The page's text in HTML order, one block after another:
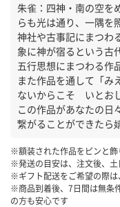
朱雀：四神・南の空を
らも光は通り、一隅を
神社や古事記にまつわ
象に神が宿るという古
五行思想にまつわる作
また作品を通して「
ないからこそ いとお
この作品があなたの日
繋がることができたら
※額装された作品をピンと
※発送の目安は、注文後、土
※ギフト配送をご希望の際
※商品到着後、7日間は無条
の方も安心です